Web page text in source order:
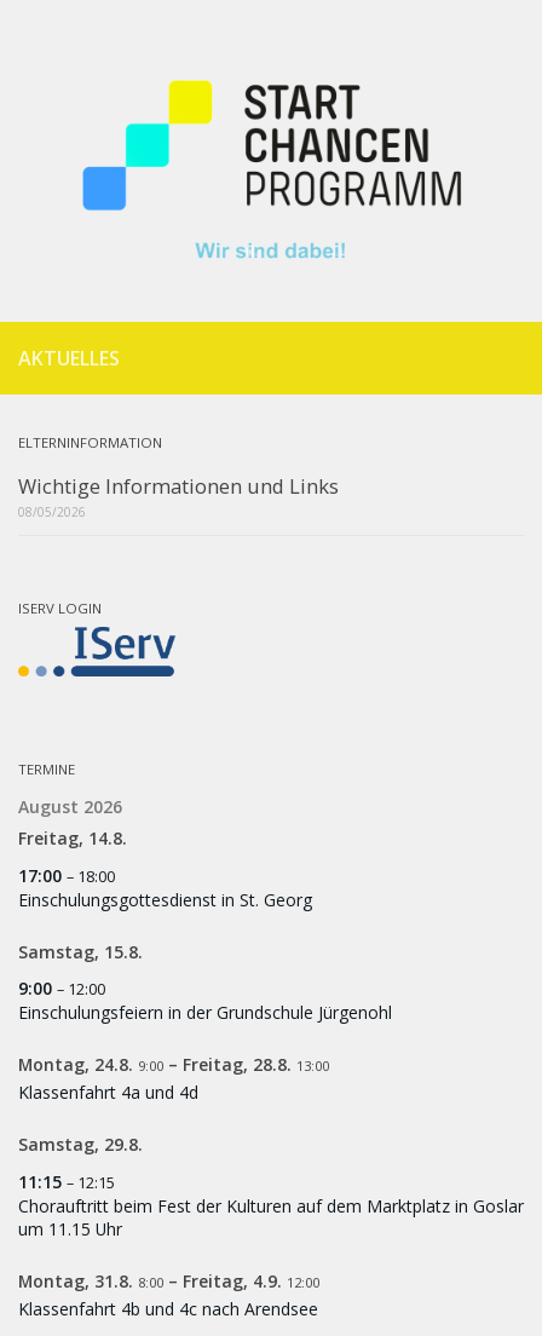
AKTUELLES
ELTERNINFORMATION
Wichtige Informationen und Links
08/05/2026
ISERV LOGIN
TERMINE
August 2026
Freitag, 14.8.
17:00 – 18:00
Einschulungsgottesdienst in St. Georg
Samstag, 15.8.
9:00 – 12:00
Einschulungsfeiern in der Grundschule Jürgenohl
Montag, 24.8. 9:00 – Freitag, 28.8. 13:00
Klassenfahrt 4a und 4d
Samstag, 29.8.
11:15 – 12:15
Chorauftritt beim Fest der Kulturen auf dem Marktplatz in Goslar
um 11.15 Uhr
Montag, 31.8. 8:00 – Freitag, 4.9. 12:00
Klassenfahrt 4b und 4c nach Arendsee